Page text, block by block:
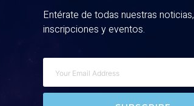
Entérate de todas nuestras noticias,
inscripciones y eventos.